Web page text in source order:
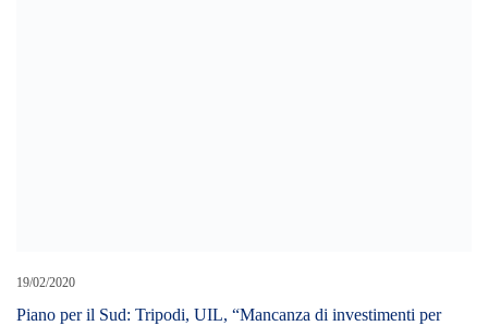
19/02/2020
Piano per il Sud: Tripodi, UIL, “Mancanza di investimenti per